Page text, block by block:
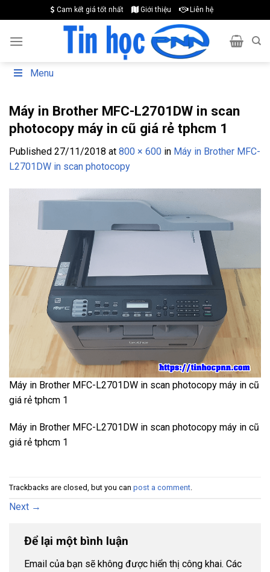
to
content
Cam kết giá tốt nhất Giới thiệu Liên hệ
Menu
Máy in Brother MFC-L2701DW in scan
photocopy máy in cũ giá rẻ tphcm 1
Published 27/11/2018 at 800 × 600 in Máy in Brother MFC-
L2701DW in scan photocopy
Máy in Brother MFC-L2701DW in scan photocopy máy in cũ
giá rẻ tphcm 1
Máy in Brother MFC-L2701DW in scan photocopy máy in cũ
giá rẻ tphcm 1
Trackbacks are closed, but you can post a comment
Next →
Để lại một bình luận
Email của bạn sẽ không được hiển thị công khai. Các